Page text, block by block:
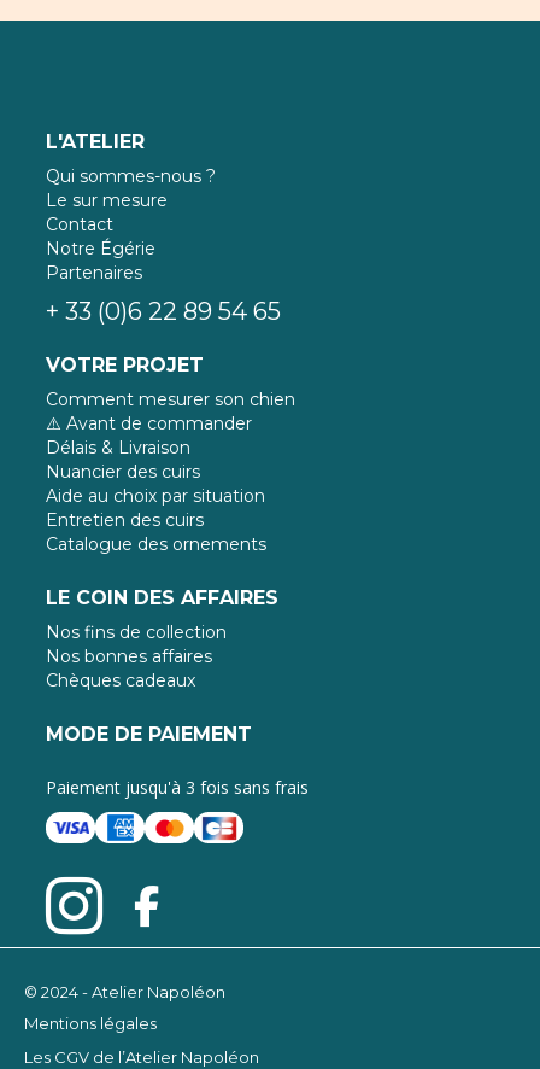
L'ATELIER
Qui sommes-nous ?
Le sur mesure
Contact
Notre Égérie
Partenaires
+ 33 (0)6 22 89 54 65
VOTRE PROJET
Comment mesurer son chien
⚠️ Avant de commander
Délais & Livraison
Nuancier des cuirs
Aide au choix par situation
Entretien des cuirs
Catalogue des ornements
LE COIN DES AFFAIRES
Nos fins de collection
Nos bonnes affaires
Chèques cadeaux
MODE DE PAIEMENT
Paiement jusqu'à 3 fois sans frais
© 2024 - Atelier Napoléon
Mentions légales
Les CGV de l’Atelier Napoléon